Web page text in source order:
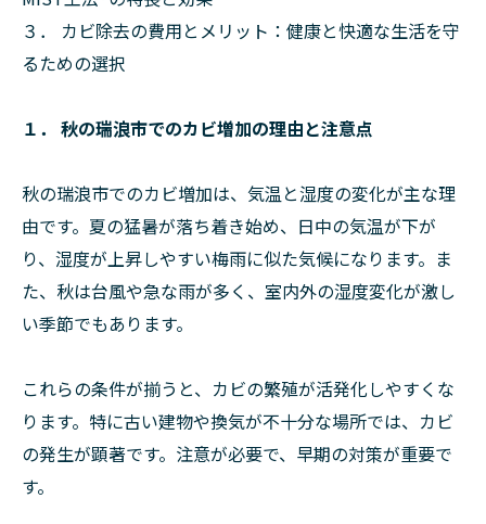
３． カビ除去の費用とメリット：健康と快適な生活を守
るための選択
１． 秋の瑞浪市でのカビ増加の理由と注意点
秋の瑞浪市でのカビ増加は、気温と湿度の変化が主な理
由です。夏の猛暑が落ち着き始め、日中の気温が下が
り、湿度が上昇しやすい梅雨に似た気候になります。ま
た、秋は台風や急な雨が多く、室内外の湿度変化が激し
い季節でもあります。
これらの条件が揃うと、カビの繁殖が活発化しやすくな
ります。特に古い建物や換気が不十分な場所では、カビ
の発生が顕著です。注意が必要で、早期の対策が重要で
す。